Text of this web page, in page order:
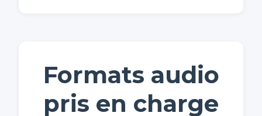
Formats audio
pris en charge